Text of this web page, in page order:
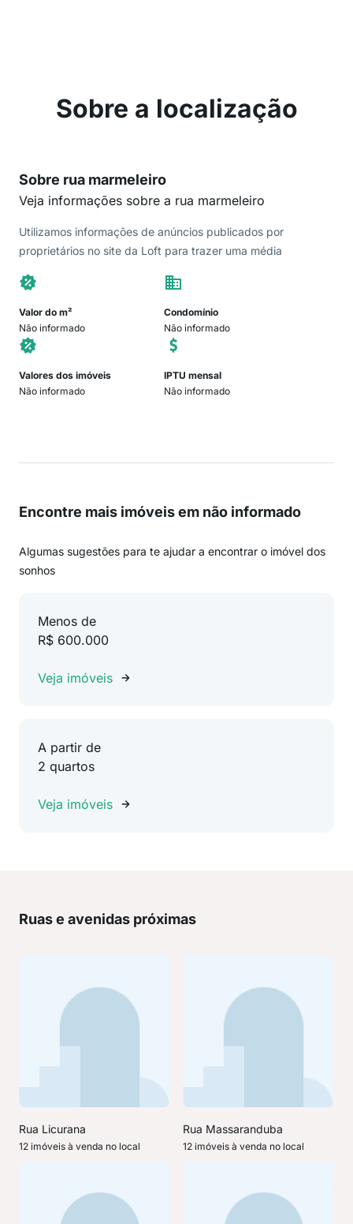
Sobre a localização
Sobre rua marmeleiro
Veja informações sobre a rua marmeleiro
Utilizamos informações de anúncios publicados por
proprietários no site da Loft para trazer uma média
Valor do m²
Não informado
Condomínio
Não informado
Valores dos imóveis
Não informado
IPTU mensal
Não informado
Encontre mais imóveis em não informado
Algumas sugestões para te ajudar a encontrar o imóvel dos
sonhos
Menos de
R$ 600.000
Veja imóveis
A partir de
2 quartos
Veja imóveis
Ruas e avenidas próximas
Rua Licurana
12 imóveis à venda no local
Rua Massaranduba
12 imóveis à venda no local